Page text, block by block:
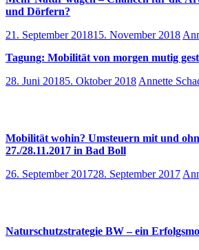
und Dörfern?
21. September 201815. November 2018
Tagung: Mobilität von morgen mutig
28. Juni 20185. Oktober 2018 Annette
Mobilität wohin? Umsteuern mit und
27./28.11.2017 in Bad Boll
26. September 201728. September 2017
Naturschutzstrategie BW – ein